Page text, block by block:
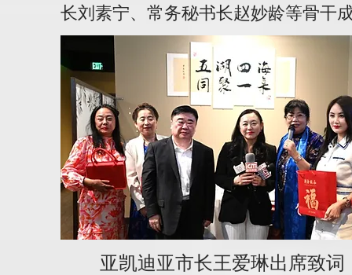
长刘素宁、常务秘书长赵妙龄等骨干
亚凯迪亚市长王爱琳出席致词